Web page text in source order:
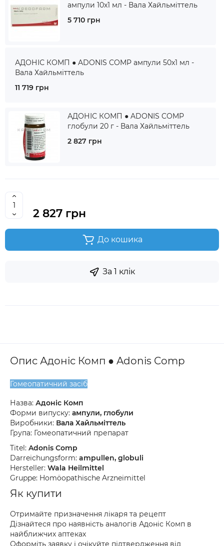
ампули 10x1 мл - Вала Хайльміттель
5 710 грн
АДОНІС КОМП ● ADONIS COMP ампули 50x1 мл -
Вала Хайльміттель
11 719 грн
АДОНІС КОМП ● ADONIS COMP
глобули 20 г - Вала Хайльміттель
2 827 грн
2 827 грн
До кошика
За 1 клік
Опис Адоніс Комп ● Adonis Comp
Гомеопатичний засіб
Назва: Адоніс Комп
Форми випуску: ампули, глобули
Виробники: Вала Хайльміттель
Група: Гомеопатичний препарат
Titel: Adonis Comp
Darreichungsform: ampullen, globuli
Hersteller: Wala Heilmittel
Gruppe: Homöopathische Arzneimittel
Як купити
Отримайте призначення лікаря та рецепт
Дізнайтеся про наявність аналогів Адоніс Комп в
найближчих аптеках
Оформіть заявку і очікуйте підтвердження від